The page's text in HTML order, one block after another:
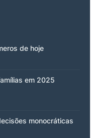
de hoje
em 2025
monocráticas